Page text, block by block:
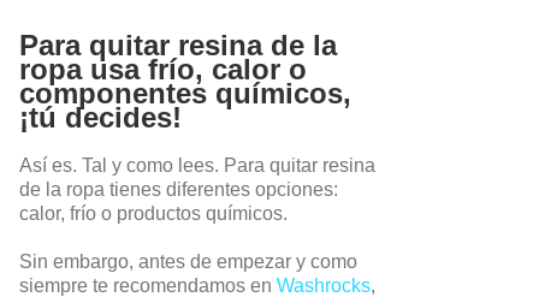
Para quitar resina de la
ropa usa frío, calor o
componentes químicos,
¡tú decides!
Así es. Tal y como lees. Para quitar resina
de la ropa tienes diferentes opciones:
calor, frío o productos químicos.
Sin embargo, antes de empezar y como
siempre te recomendamos en Washrocks,